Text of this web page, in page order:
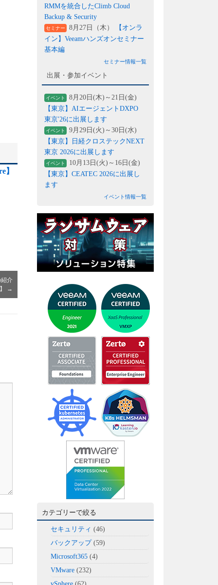
】
介
→
RMMを統合したClimb Cloud
Backup & Security
セミナー 8月27日（木）
【オンラ
イン】Veeamハンズオンセミナー
基本編
セミナー情報一覧
出展・参加イベント
イベント
8月20日(木)～21日(金)
【東京】AIエージェントDXPO
東京'26に出展します
イベント
9月29日(火)～30日(水)
【東京】日経クロステックNEXT
東京 2026に出展します
イベント
10月13日(火)～16日(金)
【東京】CEATEC 2026に出展し
ます
イベント情報一覧
カテゴリーで絞る
セキュリティ (46)
バックアップ(59)
Microsoft365 (4)
VMware (232)